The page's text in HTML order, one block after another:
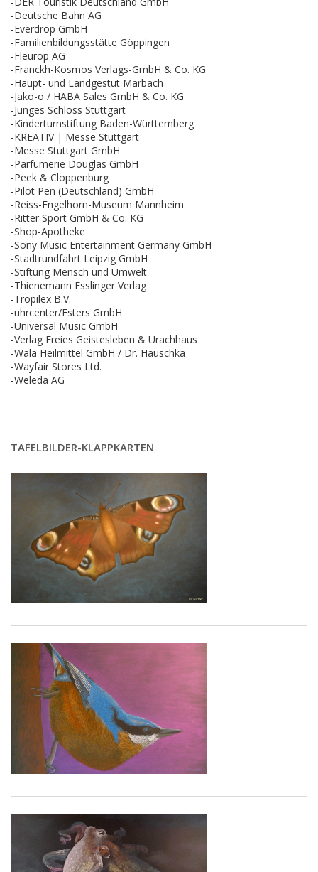
-Deutsche Bahn AG
-Everdrop GmbH
-Familienbildungsstätte Göppingen
-Fleurop AG
-Franckh-Kosmos Verlags-GmbH & Co. KG
-Haupt- und Landgestüt Marbach
-Jako-o / HABA Sales GmbH & Co. KG
-Junges Schloss Stuttgart
-Kinderturnstiftung Baden-Württemberg
-KREATIV | Messe Stuttgart
-Messe Stuttgart GmbH
-Parfümerie Douglas GmbH
-Peek & Cloppenburg
-Pilot Pen (Deutschland) GmbH
-Reiss-Engelhorn-Museum Mannheim
-Ritter Sport GmbH & Co. KG
-Shop-Apotheke
-Sony Music Entertainment Germany GmbH
-Stadtrundfahrt Leipzig GmbH
-Stiftung Mensch und Umwelt
-Thienemann Esslinger Verlag
-Tropilex B.V.
-uhrcenter/Esters GmbH
-Universal Music GmbH
-Verlag Freies Geistesleben & Urachhaus
-Wala Heilmittel GmbH / Dr. Hauschka
-Wayfair Stores Ltd.
-Weleda AG
TAFELBILDER-KLAPPKARTEN